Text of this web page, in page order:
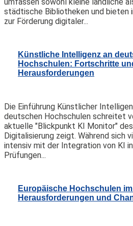
städtische Bibliotheken und bieten
zur Förderung digitaler...
Künstliche Intelligenz an
Hochschulen: Fortschritte
Herausforderungen
Die Einführung Künstlicher
deutschen Hochschulen schreitet
aktuelle "Blickpunkt KI Monitor"
Digitalisierung zeigt. Während sich
intensiv mit der Integration von KI
Prüfungen...
Europäische Hochschulen
Herausforderungen und